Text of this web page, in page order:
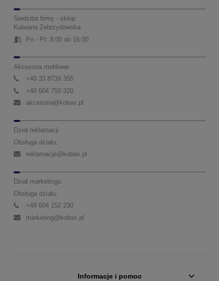
Siedziba firmy - sklep
Kalwaria Zebrzydowska
Pn - Pt: 8:00 do 16:00
Akcesoria meblowe
+48 33 8739 355
+48 604 750 320
akcesoria@kobax.pl
Dział reklamacji
Obsługa działu:
reklamacje@kobax.pl
Dział marketingu
Obsługa działu:
+48 604 152 230
marketing@kobax.pl
Informacje i pomoc